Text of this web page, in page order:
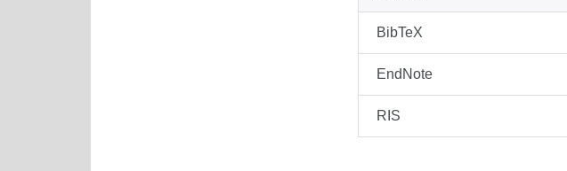
BibTeX
EndNote
RIS